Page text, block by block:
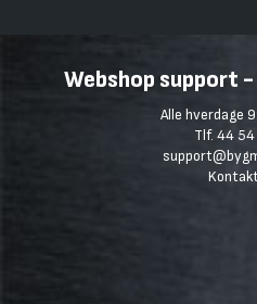
Webshop support
Alle hverdage
Tlf. 44 54